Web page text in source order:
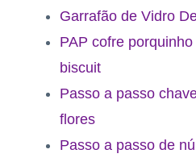
Garrafão de Vidro
PAP cofre
biscuit
Passo a passo
flores
Passo a passo de